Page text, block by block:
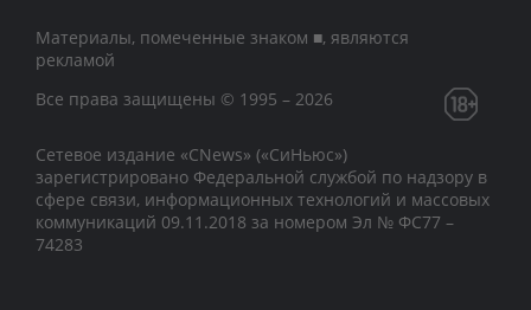
Материалы, помеченные знаком ■, являются
рекламой
Все права защищены © 1995 – 2026
Сетевое издание «CNews» («СиНьюс»)
зарегистрировано Федеральной службой по надзору в
сфере связи, информационных технологий и массовых
коммуникаций 09.11.2018 за номером Эл № ФС77 –
74283